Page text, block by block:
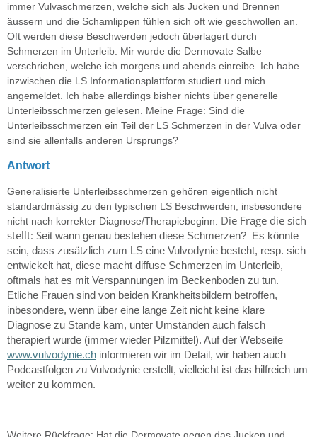
immer Vulvaschmerzen, welche sich als Jucken und Brennen
äussern und die Schamlippen fühlen sich oft wie geschwollen an.
Oft werden diese Beschwerden jedoch überlagert durch
Schmerzen im Unterleib. Mir wurde die Dermovate Salbe
verschrieben, welche ich morgens und abends einreibe. Ich habe
inzwischen die LS Informationsplattform studiert und mich
angemeldet. Ich habe allerdings bisher nichts über generelle
Unterleibsschmerzen gelesen. Meine Frage: Sind die
Unterleibsschmerzen ein Teil der LS Schmerzen in der Vulva oder
sind sie allenfalls anderen Ursprungs?
Antwort
Generalisierte Unterleibsschmerzen gehören eigentlich nicht
standardmässig zu den typischen LS Beschwerden, insbesondere
nicht nach korrekter Diagnose/Therapiebeginn. Die Frage die sich
stellt: Seit wann genau bestehen diese Schmerzen? Es könnte
sein, dass zusätzlich zum LS eine Vulvodynie besteht, resp. sich
entwickelt hat, diese macht diffuse Schmerzen im Unterleib,
oftmals hat es mit Verspannungen im Beckenboden zu tun.
Etliche Frauen sind von beiden Krankheitsbildern betroffen,
inbesondere, wenn über eine lange Zeit nicht keine klare
Diagnose zu Stande kam, unter Umständen auch falsch
therapiert wurde (immer wieder Pilzmittel). Auf der Webseite
www.vulvodynie.ch informieren wir im Detail, wir haben auch
Podcastfolgen zu Vulvodynie erstellt, vielleicht ist das hilfreich um
weiter zu kommen.